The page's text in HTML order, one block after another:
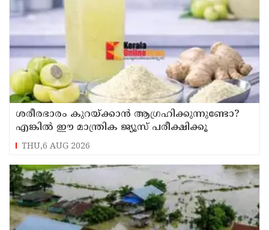
ശരീരഭാരം കുറയ്ക്കാൻ ആഗ്രഹിക്കുന്നുണ്ടോ?
എങ്കിൽ ഈ മാന്ത്രിക ജ്യൂസ് പരീക്ഷിക്കൂ
THU,6 AUG 2026